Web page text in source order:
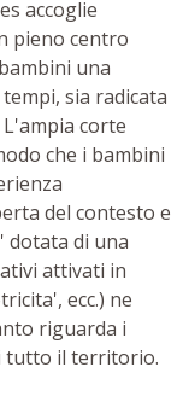
accoglie
pieno centro
una
sia radicata
corte
che i bambini
del contesto e
dotata di una
attivati in
ecc.) ne
riguarda i
tutto il territorio.